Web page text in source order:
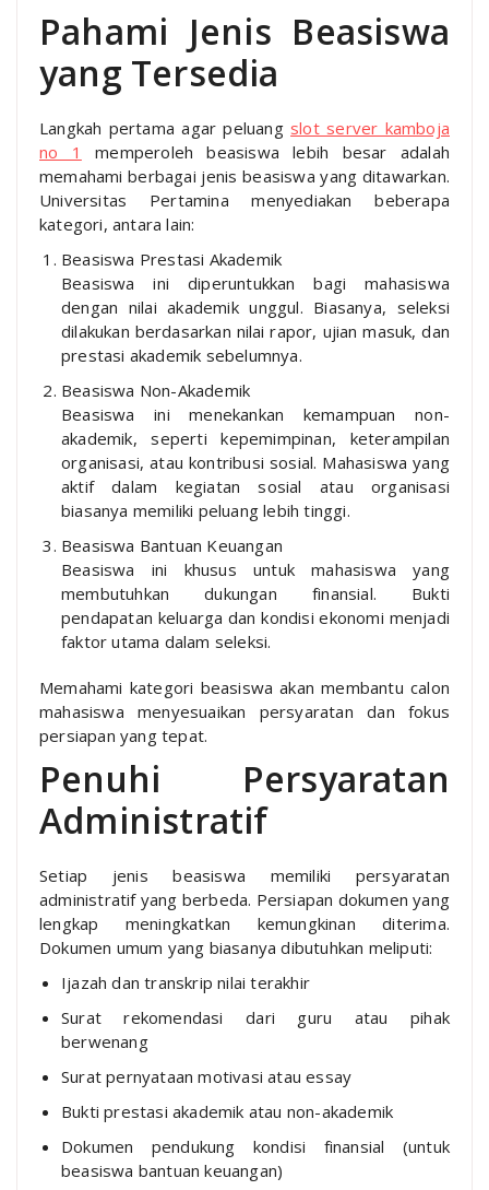
Pahami Jenis Beasiswa
yang Tersedia
Langkah pertama agar peluang slot server kamboja
no 1
memperoleh beasiswa lebih besar adalah
memahami berbagai jenis beasiswa yang ditawarkan.
Universitas Pertamina menyediakan beberapa
kategori, antara lain:
Beasiswa Prestasi Akademik
Beasiswa ini diperuntukkan bagi mahasiswa
dengan nilai akademik unggul. Biasanya, seleksi
dilakukan berdasarkan nilai rapor, ujian masuk, dan
prestasi akademik sebelumnya.
Beasiswa Non-Akademik
Beasiswa ini menekankan kemampuan non-
akademik, seperti kepemimpinan, keterampilan
organisasi, atau kontribusi sosial. Mahasiswa yang
aktif dalam kegiatan sosial atau organisasi
biasanya memiliki peluang lebih tinggi.
Beasiswa Bantuan Keuangan
Beasiswa ini khusus untuk mahasiswa yang
membutuhkan dukungan finansial. Bukti
pendapatan keluarga dan kondisi ekonomi menjadi
faktor utama dalam seleksi.
Memahami kategori beasiswa akan membantu calon
mahasiswa menyesuaikan persyaratan dan fokus
persiapan yang tepat.
Penuhi Persyaratan
Administratif
Setiap jenis beasiswa memiliki persyaratan
administratif yang berbeda. Persiapan dokumen yang
lengkap meningkatkan kemungkinan diterima.
Dokumen umum yang biasanya dibutuhkan meliputi:
Ijazah dan transkrip nilai terakhir
Surat rekomendasi dari guru atau pihak
berwenang
Surat pernyataan motivasi atau essay
Bukti prestasi akademik atau non-akademik
Dokumen pendukung kondisi finansial (untuk
beasiswa bantuan keuangan)